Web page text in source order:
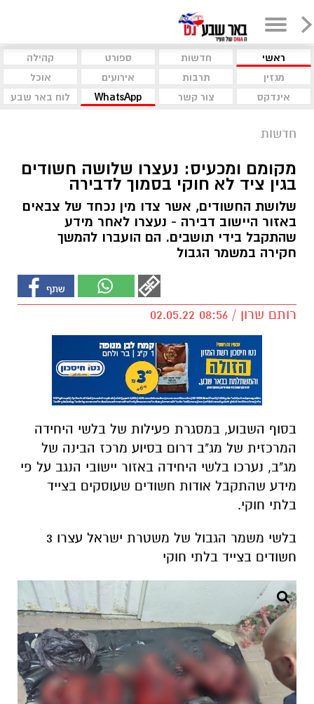
ראשי חדשות ספורט
קהילה
מגזין
תרבות אירועים
אוכל
אינדקס
צור קשר WhatsApp לוח באר שבע
חדשות
מקומם ומכעיס: נעצרו שלושה חשודים
בגין ציד לא חוקי בסמוך לדבירה
שלושת החשודים, אשר צדו מין נכחד של צבאים
באזור היישוב דבירה - נעצרו לאחר מידע
שהתקבל בידי תושבים. הם הועברו להמשך
חקירה במשמר הגבול
רותם שרון / 08:56 02.05.22
בסוף השבוע, במסגרת פעילות של בלשי היחידה
המרכזית של מג"ב דרום בסיוע מרכז הבינה של
מג"ב, נערכו בלשי היחידה באזור יישובי הנגב על פי
מידע שהתקבל אודות חשודים שעוסקים בצייד
בלתי חוקי.
בלשי משמר הגבול של משטרת ישראל עצרו 3
חשודים בצייד בלתי חוקי